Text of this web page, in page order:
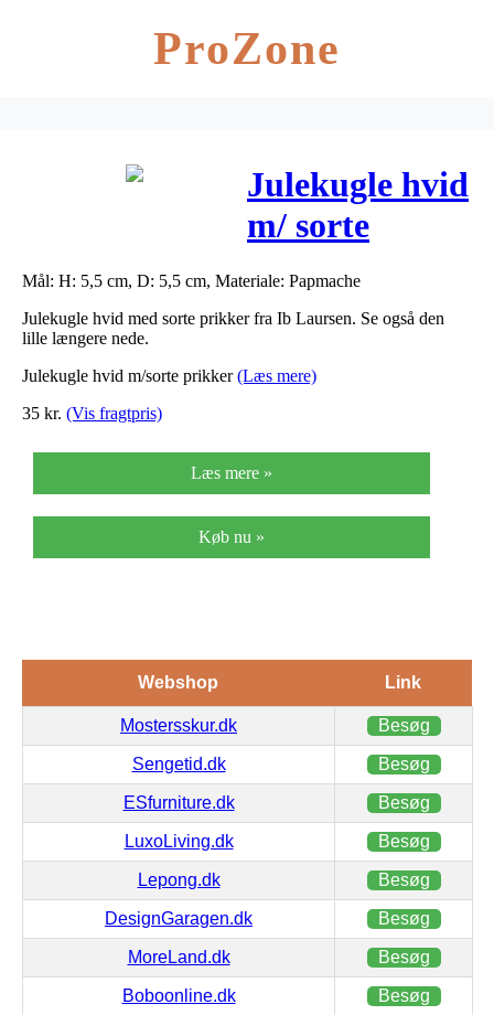
ProZone
Julekugle hvid
m/ sorte
prikker – ib
laursen – stor
Mål: H: 5,5 cm, D: 5,5 cm, Materiale: Papmache
Julekugle hvid med sorte prikker fra Ib Laursen. Se også den
lille længere nede.
Julekugle hvid m/sorte prikker(Læs mere)
35 kr. (Vis fragtpris)
Læs mere »
Køb nu »
Webshop Link
Mostersskur.dk Besøg
Sengetid.dk Besøg
ESfurniture.dk Besøg
LuxoLiving.dk Besøg
Lepong.dk Besøg
DesignGaragen.dk Besøg
MoreLand.dk Besøg
Boboonline.dk Besøg